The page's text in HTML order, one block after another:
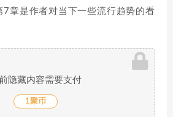
7章是作者对当下一些流行趋势的看
隐藏内容需要支付
1聚币